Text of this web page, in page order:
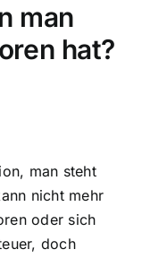
man
hat?
man steht
nicht mehr
oder sich
doch